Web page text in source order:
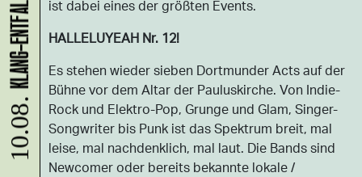
ist dabei eines der größten Events.
HALLELUYEAH Nr. 12!
Es stehen wieder sieben Dortmunder Acts auf der
Bühne vor dem Altar der Pauluskirche. Von Indie-
Rock und Elektro-Pop, Grunge und Glam, Singer-
Songwriter bis Punk ist das Spektrum breit, mal
leise, mal nachdenklich, mal laut. Die Bands sind
Newcomer oder bereits bekannte lokale /
10.08.